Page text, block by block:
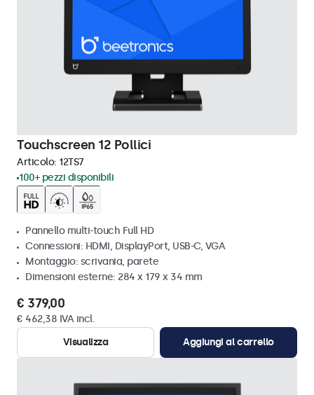
Touchscreen 12 Pollici
Articolo: 12TS7
100+ pezzi disponibili
Pannello multi-touch Full HD
Connessioni: HDMI, DisplayPort, USB-C, VGA
Montaggio: scrivania, parete
Dimensioni esterne: 284 x 179 x 34 mm
€ 379,00
€ 462,38 IVA incl.
Visualizza
Aggiungi al carrello